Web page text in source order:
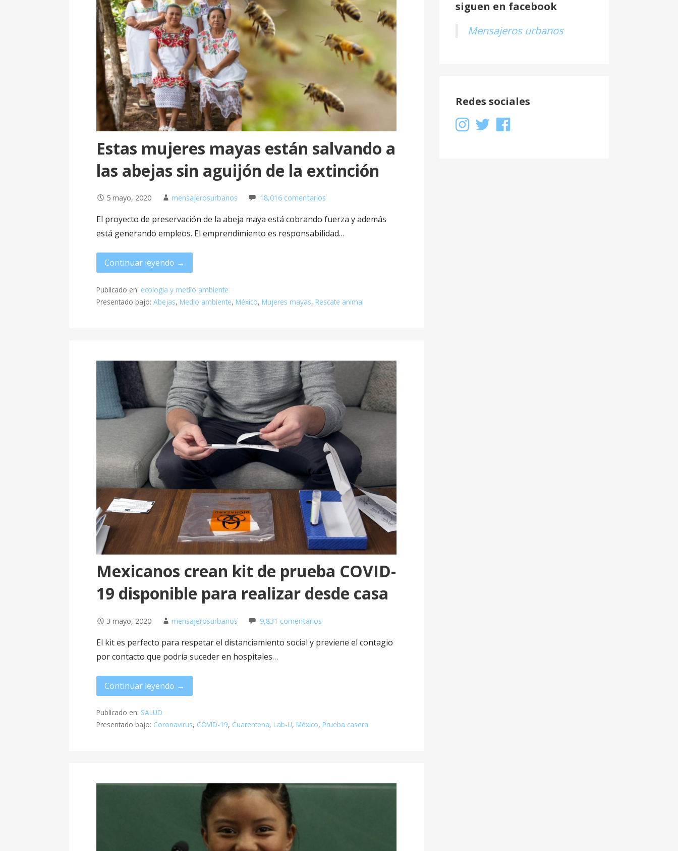
Estas mujeres mayas están salvando a
las abejas sin aguijón de la extinción
5 mayo, 2020 mensajerosurbanos 18,016 comentarios
El proyecto de preservación de la abeja maya está cobrando fuerza y además
está generando empleos. El emprendimiento es responsabilidad…
Continuar leyendo →
Publicado en: ecologia y medio ambiente
Presentado bajo:Abejas, Medio ambiente, México, Mujeres mayas, Rescate animal
Mexicanos crean kit de prueba COVID-
19 disponible para realizar desde casa
3 mayo, 2020 mensajerosurbanos 9,831 comentarios
El kit es perfecto para respetar el distanciamiento social y previene el contagio
por contacto que podría suceder en hospitales…
Continuar leyendo →
Publicado en: SALUD
Presentado bajo: Coronavirus, COVID-19, Cuarentena, Lab-U, México, Prueba casera
siguen en facebook
Mensajeros urbanos
Redes sociales